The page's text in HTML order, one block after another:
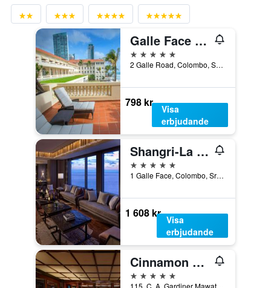
Galle Face Hotel
5 stjärnor
2 Galle Road, Colombo, Sri Lanka
798 kr
Visa
erbjudande
Shangri-La Colombo
5 stjärnor
1 Galle Face, Colombo, Sri Lanka
1 608 kr
Visa
erbjudande
Cinnamon Lakeside Colombo
5 stjärnor